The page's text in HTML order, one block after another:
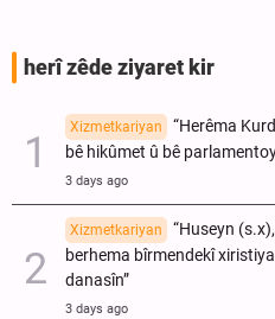
herî zêde ziyaret kir
Xizmetkariyan
“Herêma
bê hikûmet û bê
3 days ago
Xizmetkariyan
“Huseyn
berhema bîrmendekî
danasîn”
3 days ago